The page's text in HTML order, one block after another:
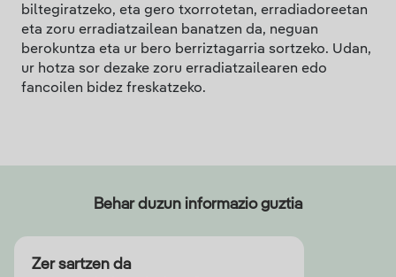
biltegiratzeko, eta gero txorrotetan, erradiadoreetan
eta zoru erradiatzailean banatzen da, neguan
berokuntza eta ur bero berriztagarria sortzeko. Udan,
ur hotza sor dezake zoru erradiatzailearen edo
fancoilen bidez freskatzeko.
Behar duzun informazio guztia
Zer sartzen da